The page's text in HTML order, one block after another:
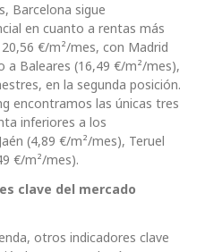
Barcelona sigue
en cuanto a rentas más
€/m²/mes, con Madrid
a Baleares (16,49 €/m²/mes),
en la segunda posición.
encontramos las únicas tres
inferiores a los
(4,89 €/m²/mes), Teruel
€/m²/mes).
clave del mercado
otros indicadores clave